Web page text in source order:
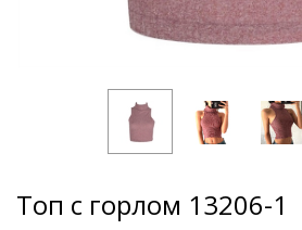
Топ с горлом 13206-1